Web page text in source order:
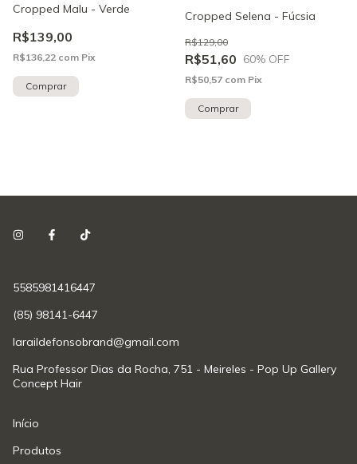
Cropped Malu - Verde
R$139,00
R$136,22 com Pix
Comprar
Cropped Selena - Fúcsia
R$51,60
R$129,00
60% OFF
R$50,57 com Pix
Comprar
5585981416447
(85) 98141-6447
laraildefonsobrand@gmail.com
Rua Professor Dias da Rocha, 751 - Meireles - Pop Up Gallery
Concept Hair
Início
Produtos